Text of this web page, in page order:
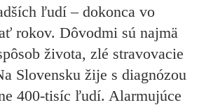
ľudí – dokonca vo
rokov. Dôvodmi sú najmä
života, zlé stravovacie
Slovensku žije s diagnózou
400-tisíc ľudí. Alarmujúce